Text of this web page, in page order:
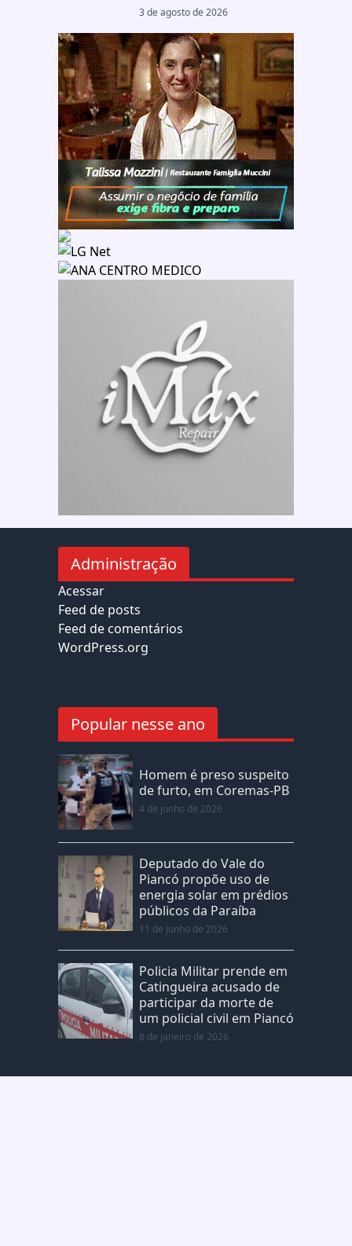
3 de agosto de 2026
Administração
Acessar
Feed de posts
Feed de comentários
WordPress.org
Popular nesse ano
Homem é preso suspeito
de furto, em Coremas-PB
4 de junho de 2026
Deputado do Vale do
Piancó propõe uso de
energia solar em prédios
públicos da Paraíba
11 de junho de 2026
Policia Militar prende em
Catingueira acusado de
participar da morte de
um policial civil em Piancó
8 de janeiro de 2026